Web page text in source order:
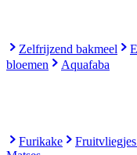
Zelfrijzend bakmeel
bloemen
Aquafaba
Furikake